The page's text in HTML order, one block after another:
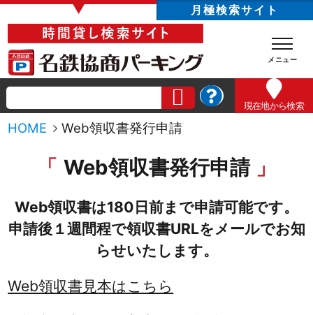
▼ 月極検索サイト
現在地から検索
HOME Web領収書発行申請
Web領収書発行申請
Web領収書は180日前まで申請可能です。
申請後１週間程で領収書URLをメールでお知
らせいたします。
Web領収書見本はこちら